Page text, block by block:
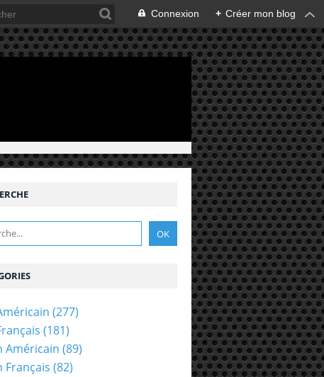
Connexion + Créer mon blog
(277)
(181)
Américain (89)
Français (82)